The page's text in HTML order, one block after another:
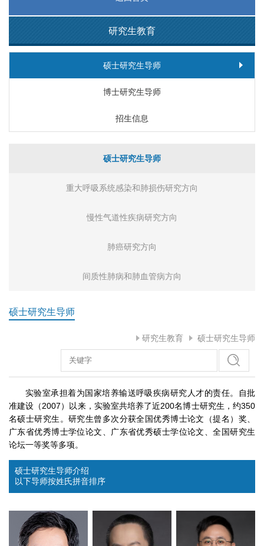
研究生教育
硕士研究生导师
博士研究生导师
招生信息
硕士研究生导师
重大呼吸系统感染和肺损伤研究方向
慢性气道性疾病研究方向
肺癌研究方向
间质性肺病和肺血管病方向
硕士研究生导师
研究生教育 硕士研究生导师
实验室承担着为国家培养输送呼吸疾病研究人才的责任。自批
准建设（2007）以来，实验室共培养了近200名博士研究生，约350
名硕士研究生。研究生曾多次分获全国优秀博士论文（提名）奖、
广东省优秀博士学位论文、广东省优秀硕士学位论文、全国研究生
论坛一等奖等多项。
硕士研究生导师介绍
以下导师按姓氏拼音排序